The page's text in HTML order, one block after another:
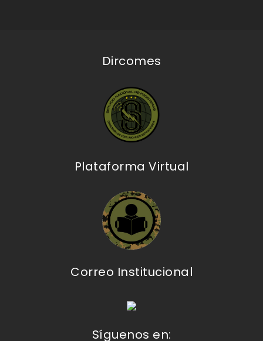
Dircomes
Plataforma Virtual
Correo Institucional
Síguenos en: